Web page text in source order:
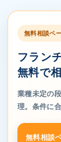
無料相談ペ
フラン
無料で
業種未定の
理。条件に
無料相談